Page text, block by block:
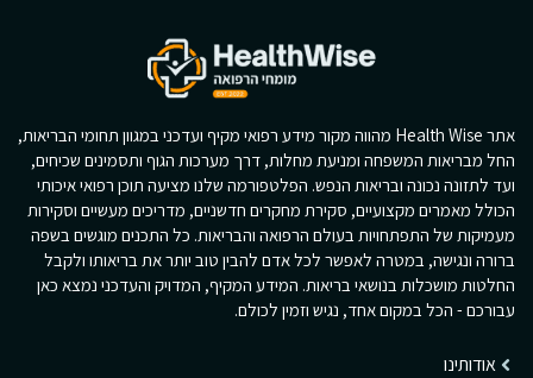
אתר Health Wise מהווה מקור מידע רפואי מקיף ועדכני במגוון תחומי הבריאות,
החל מבריאות המשפחה ומניעת מחלות, דרך מערכות הגוף ותסמינים שכיחים,
ועד לתזונה נכונה ובריאות הנפש. הפלטפורמה שלנו מציעה תוכן רפואי איכותי
הכולל מאמרים מקצועיים, סקירת מחקרים חדשניים, מדריכים מעשיים וסקירות
מעמיקות של התפתחויות בעולם הרפואה והבריאות. כל התכנים מוגשים בשפה
ברורה ונגישה, במטרה לאפשר לכל אדם להבין טוב יותר את בריאותו ולקבל
החלטות מושכלות בנושאי בריאות. המידע המקיף, המדויק והעדכני נמצא כאן
עבורכם - הכל במקום אחד, נגיש וזמין לכולם.
אודותינו